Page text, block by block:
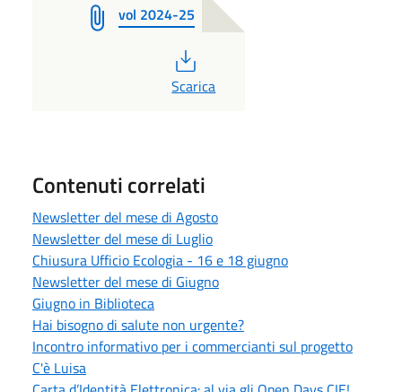
vol 2024-25
PDF
Scarica
Contenuti correlati
Newsletter del mese di Agosto
Newsletter del mese di Luglio
Chiusura Ufficio Ecologia - 16 e 18 giugno
Newsletter del mese di Giugno
Giugno in Biblioteca
Hai bisogno di salute non urgente?
Incontro informativo per i commercianti sul progetto
C'è Luisa